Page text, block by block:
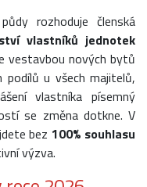
rozhoduje členská
vlastníků jednotek
vestavbou nových bytů
podílů u všech majitelů,
vlastníka písemný
se změna dotkne. V
bez 100% souhlasu
výzva.